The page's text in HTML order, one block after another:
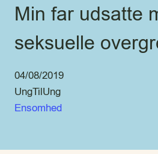
Min far udsatte
seksuelle
04/08/2019
UngTilUng
Ensomhed